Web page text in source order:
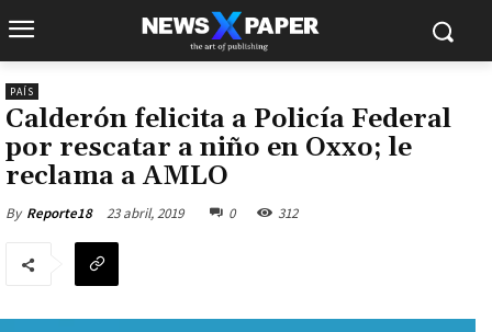
PAÍS
Calderón felicita a Policía Federal
por rescatar a niño en Oxxo; le
reclama a AMLO
By Reporte18 23 abril, 2019 0 312